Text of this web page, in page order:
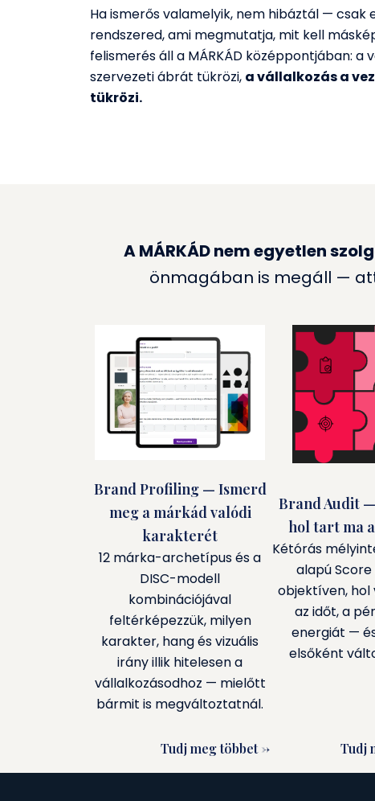
Ha ismerős valamelyik, nem hibáztál — csak
rendszered, ami megmutatja, mit kell
felismerés áll a MÁRKÁD középpontjában: a
szervezeti ábrát tükrözi, a vállalkozás a
tükrözi.
A MÁRKÁD nem egyetlen
önmagában is megáll —
Brand Profiling — Ismerd
meg a márkád valódi
karakterét
12 márka-archetípus és a
DISC-modell
kombinációjával
feltérképezzük, milyen
karakter, hang és vizuális
irány illik hitelesen a
vállalkozásodhoz — mielőtt
bármit is megváltoztatnál.
Brand Audit
hol tart ma
Kétórás
alapú
objektíven, hol
az időt, a
energiát —
elsőként
Tudj meg többet -> Tudj